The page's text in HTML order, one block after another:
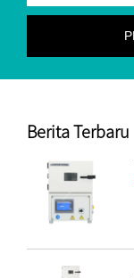
Berita Terbaru